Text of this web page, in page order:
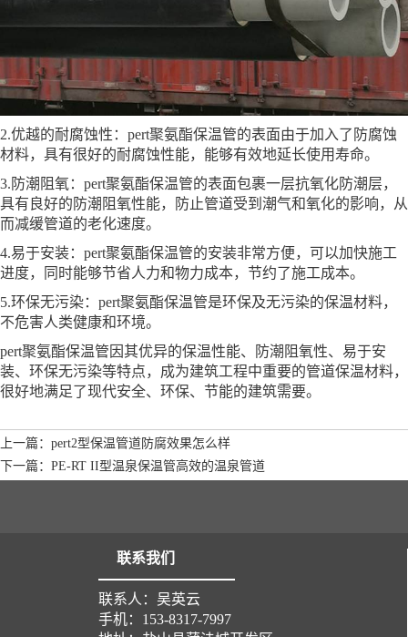
2.优越的耐腐蚀性：pert聚氨酯保温管的表面由于加入了防腐蚀
材料，具有很好的耐腐蚀性能，能够有效地延长使用寿命。
3.防潮阻氧：pert聚氨酯保温管的表面包裹一层抗氧化防潮层，
具有良好的防潮阻氧性能，防止管道受到潮气和氧化的影响，从
而减缓管道的老化速度。
4.易于安装：pert聚氨酯保温管的安装非常方便，可以加快施工
进度，同时能够节省人力和物力成本，节约了施工成本。
5.环保无污染：pert聚氨酯保温管是环保及无污染的保温材料，
不危害人类健康和环境。
pert聚氨酯保温管因其优异的保温性能、防潮阻氧性、易于安
装、环保无污染等特点，成为建筑工程中重要的管道保温材料，
很好地满足了现代安全、环保、节能的建筑需要。
上一篇：pert2型保温管道防腐效果怎么样
下一篇：PE-RT II型温泉保温管高效的温泉管道
联系我们
联系人：吴英云
手机：153-8317-7997